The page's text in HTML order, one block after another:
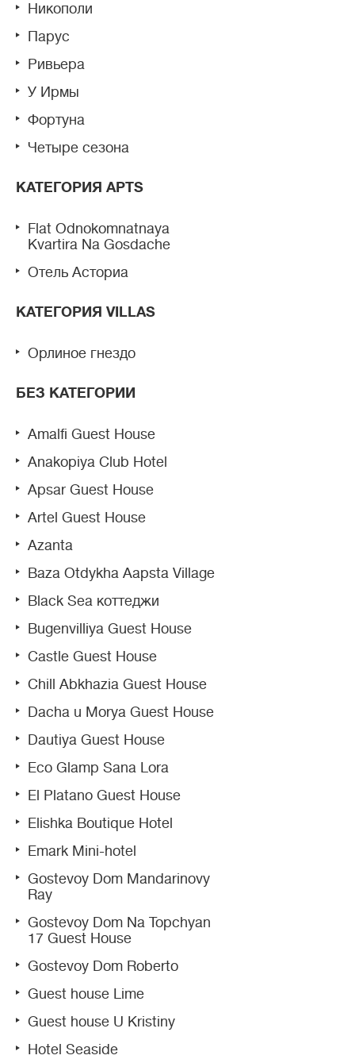
Никополи
Парус
Ривьера
У Ирмы
Фортуна
Четыре сезона
КАТЕГОРИЯ APTS
Flat Odnokomnatnaya
Kvartira Na Gosdache
Отель Асториа
КАТЕГОРИЯ VILLAS
Орлиное гнездо
БЕЗ КАТЕГОРИИ
Amalfi Guest House
Anakopiya Club Hotel
Apsar Guest House
Artel Guest House
Azanta
Baza Otdykha Aapsta Village
Black Sea коттеджи
Bugenvilliya Guest House
Castle Guest House
Chill Abkhazia Guest House
Dacha u Morya Guest House
Dautiya Guest House
Eco Glamp Sana Lora
El Platano Guest House
Elishka Boutique Hotel
Emark Mini-hotel
Gostevoy Dom Mandarinovy
Ray
Gostevoy Dom Na Topchyan
17 Guest House
Gostevoy Dom Roberto
Guest house Lime
Guest house U Kristiny
Hotel Seaside